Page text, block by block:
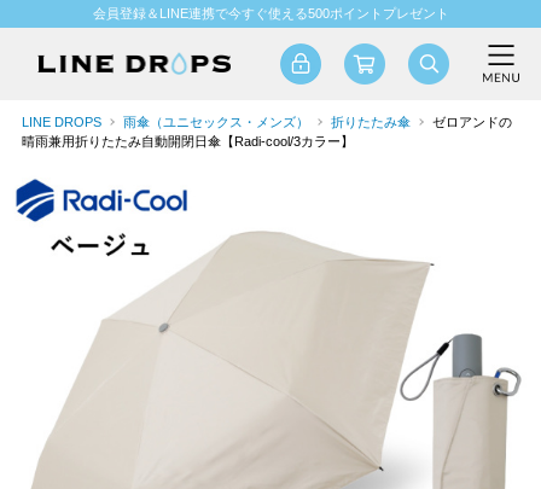
会員登録＆LINE連携で今すぐ使える500ポイントプレゼント
LINE DROPS 雨傘（ユニセックス・メンズ） 折りたたみ傘
ゼロアンドの
晴雨兼用折りたたみ自動開閉日傘【Radi-cool/3カラー】